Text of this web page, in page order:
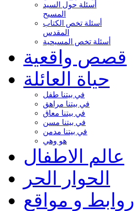
أسئلة حول السيد
المسيح
أسئلة تخص الكتاب
المقدس
أسئلة تخص المسيحية
قصص واقعية
حياة العائلة
في بيتنا طفل
في بيتنا مراهق
في بيتنا معاق
في بيتنا مسن
في بيتنا مدمن
هو وهي
عالم الاطفال
الحوار الحر
روابط و مواقع